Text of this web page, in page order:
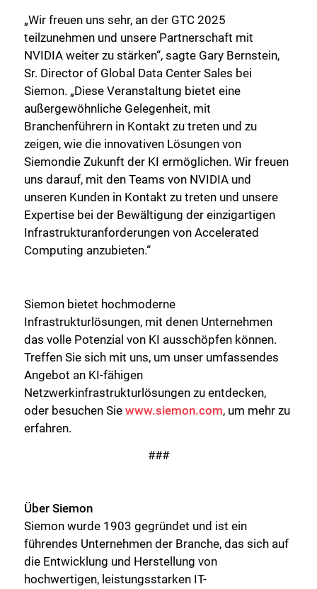
„Wir freuen uns sehr, an der GTC 2025
teilzunehmen und unsere Partnerschaft mit
NVIDIA weiter zu stärken“, sagte Gary Bernstein,
Sr. Director of Global Data Center Sales bei
Siemon. „Diese Veranstaltung bietet eine
außergewöhnliche Gelegenheit, mit
Branchenführern in Kontakt zu treten und zu
zeigen, wie die innovativen Lösungen von
Siemondie Zukunft der KI ermöglichen. Wir freuen
uns darauf, mit den Teams von NVIDIA und
unseren Kunden in Kontakt zu treten und unsere
Expertise bei der Bewältigung der einzigartigen
Infrastrukturanforderungen von Accelerated
Computing anzubieten.“
Siemon bietet hochmoderne
Infrastrukturlösungen, mit denen Unternehmen
das volle Potenzial von KI ausschöpfen können.
Treffen Sie sich mit uns, um unser umfassendes
Angebot an KI-fähigen
Netzwerkinfrastrukturlösungen zu entdecken,
oder besuchen Sie www.siemon.com, um mehr zu
erfahren.
###
Über Siemon
Siemon wurde 1903 gegründet und ist ein
führendes Unternehmen der Branche, das sich auf
die Entwicklung und Herstellung von
hochwertigen, leistungsstarken IT-
Schließen Sie